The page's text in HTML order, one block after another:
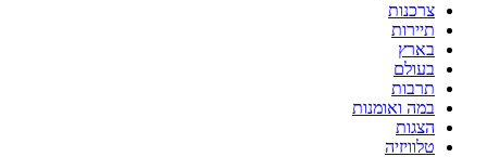
צרכנות
תיירות
בארץ
בעולם
תרבות
במה ואומנות
הצגות
טלוויזיה